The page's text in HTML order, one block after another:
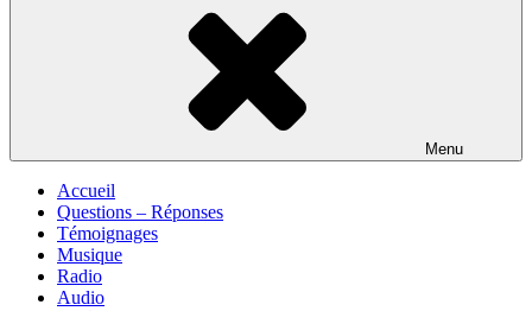
Menu
Accueil
Questions – Réponses
Témoignages
Musique
Radio
Audio